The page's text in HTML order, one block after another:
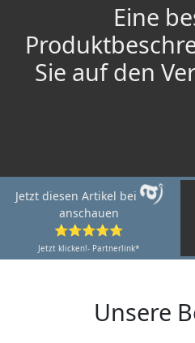
Eine
Sie auf den
Jetzt diesen Artikel bei
anschauen
⭐⭐⭐⭐⭐
Jetzt klicken!- Partnerlink*
Unsere